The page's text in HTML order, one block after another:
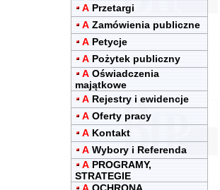
A Przetargi
A Zamówienia publiczne
A Petycje
A Pożytek publiczny
A Oświadczenia
majątkowe
A Rejestry i ewidencje
A Oferty pracy
A Kontakt
A Wybory i Referenda
A PROGRAMY,
STRATEGIE